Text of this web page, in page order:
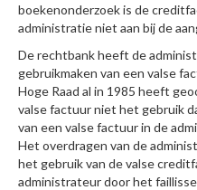
boekenonderzoek is de
administratie niet aan bij de
De rechtbank heeft de
gebruikmaken van een valse
Hoge Raad al in 1985 heeft
valse factuur niet het gebruik
van een valse factuur in de
Het overdragen van de
het gebruik van de valse
administrateur door het